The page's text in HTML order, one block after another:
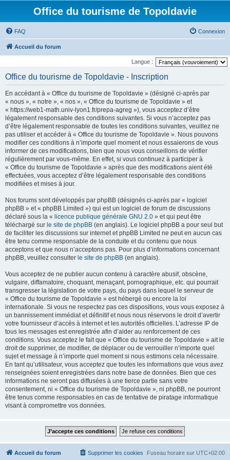
Office du tourisme de Topoldavie
FAQ Connexion
Accueil du forum
Langue :
Office du tourisme de Topoldavie - Inscription
En accédant à « Office du tourisme de Topoldavie » (désigné ci-après par
« nous », « notre », « nos », « Office du tourisme de Topoldavie » et
« https://web1-math.univ-lyon1.fr/prepa-agreg »), vous acceptez d’être
légalement responsable des conditions suivantes. Si vous n’acceptez pas
d’être légalement responsable de toutes les conditions suivantes, veuillez ne
pas utiliser et accéder à « Office du tourisme de Topoldavie ». Nous pouvons
modifier ces conditions à n’importe quel moment et nous essaierons de vous
informer de ces modifications, bien que nous vous conseillons de vérifier
régulièrement par vous-même. En effet, si vous continuez à participer à
« Office du tourisme de Topoldavie » après que des modifications aient été
effectuées, vous acceptez d’être légalement responsable des conditions
modifiées et mises à jour.
Nos forums sont développés par phpBB (désignés ci-après par « logiciel
phpBB » et « phpBB Limited ») qui est un logiciel de forum de discussions
déclaré sous la « licence publique générale GNU 2.0 » et qui peut être
téléchargé sur le site de phpBB (en anglais). Le logiciel phpBB a pour seul but
de faciliter les discussions sur internet et phpBB Limited ne peut en aucun cas
être tenu comme responsable de la conduite et du contenu que nous
acceptons et que nous n’acceptons pas. Pour plus d’informations concernant
phpBB, veuillez consulter le site de phpBB (en anglais).
Vous acceptez de ne publier aucun contenu à caractère abusif, obscène,
vulgaire, diffamatoire, choquant, menaçant, pornographique, etc. qui pourrait
transgresser la législation de votre pays, du pays dans lequel le serveur de
« Office du tourisme de Topoldavie » est hébergé ou encore la loi
internationale. Si vous ne respectez pas ces dispositions, vous vous exposez à
un bannissement immédiat et définitif et nous nous réservons le droit d’avertir
votre fournisseur d’accès à internet et les autorités officielles. L’adresse IP de
tous les messages est enregistrée afin d’aider au renforcement de ces
conditions. Vous acceptez le fait que « Office du tourisme de Topoldavie » ait le
droit de supprimer, de modifier, de déplacer ou de verrouiller n’importe quel
sujet et message à n’importe quel moment si nous estimons cela nécessaire.
En tant qu’utilisateur, vous acceptez que toutes les informations que vous avez
renseignées soient enregistrées dans notre base de données. Bien que ces
informations ne seront pas diffusées à une tierce partie sans votre
consentement, ni « Office du tourisme de Topoldavie », ni phpBB, ne pourront
être tenus comme responsables en cas de tentative de piratage informatique
visant à compromettre vos données.
Accueil du forum Fuseau horaire sur UTC+02:00
Supprimer les cookies